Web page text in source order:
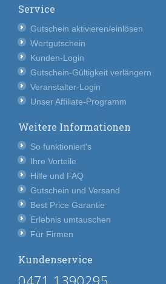
Service
Gutschein aktivieren/einlösen
Wertgutschein
Kunden-Login
Gutschein-Gültigkeit verlängern
Veranstalter-Login
Unser Affiliate-Programm
Weitere Informationen
So funktioniert's
Ihre Vorteile
Hilfe und FAQ
Gutschein und Versand
Best Price Garantie
Erlebnis umtauschen
Für Firmen
Kundenservice
0471 1390295